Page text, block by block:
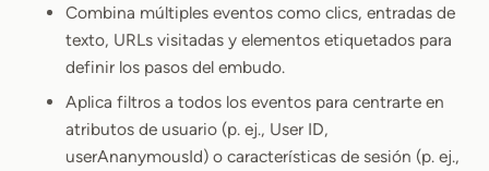
Combina múltiples eventos como clics, entradas de
texto, URLs visitadas y elementos etiquetados para
definir los pasos del embudo.
Aplica filtros a todos los eventos para centrarte en
atributos de usuario (p. ej., User ID,
userAnanymousId) o características de sesión (p. ej.,